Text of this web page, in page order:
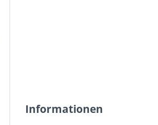
Informationen